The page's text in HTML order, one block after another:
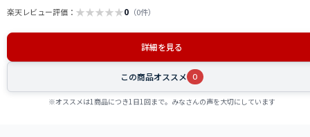
楽天レビュー評価： ★★★★★0 （0件）
詳細を見る
この商品オススメ 0
※オススメは1商品につき1日1回まで。みなさんの声を大切にしています